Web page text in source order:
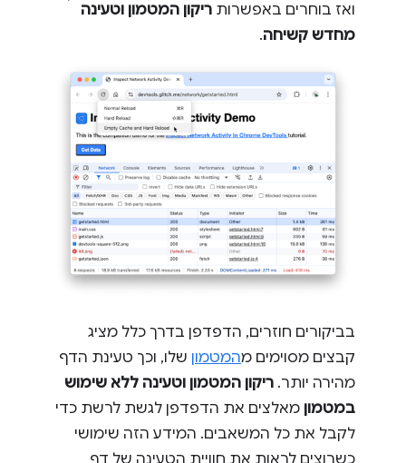
ואז בוחרים באפשרות ריקון המטמון וטעינה
מחדש קשיחה.
בביקורים חוזרים, הדפדפן בדרך כלל מציג
קבצים מסוימים מהמטמון שלו, וכך טעינת הדף
מהירה יותר. ריקון המטמון וטעינה ללא שימוש
במטמון מאלצים את הדפדפן לגשת לרשת כדי
לקבל את כל המשאבים. המידע הזה שימושי
כשרוצים לראות את חוויית הטעינה של דף